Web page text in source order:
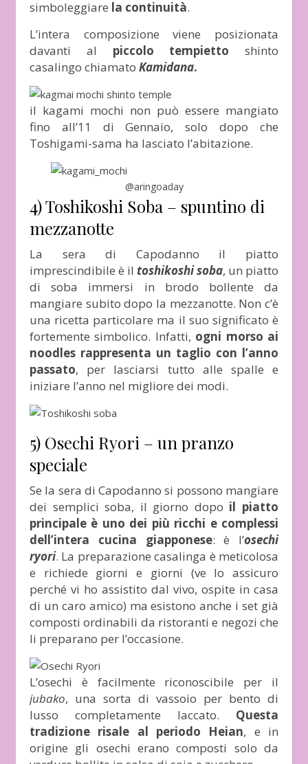
simboleggiare la continuità.
L’intera composizione viene posizionata
davanti al piccolo tempietto shinto
casalingo chiamato Kamidana.
il kagami mochi non può essere mangiato
fino all’11 di Gennaio, solo dopo che
Toshigami-sama ha lasciato l’abitazione.
@aringoaday
4) Toshikoshi Soba – spuntino di
mezzanotte
La sera di Capodanno il piatto
imprescindibile è il toshikoshi soba, un piatto
di soba immersi in brodo bollente da
mangiare subito dopo la mezzanotte. Non c’è
una ricetta particolare ma il suo significato è
fortemente simbolico. Infatti, ogni morso ai
noodles rappresenta un taglio con l’anno
passato, per lasciarsi tutto alle spalle e
iniziare l’anno nel migliore dei modi.
5) Osechi Ryori – un pranzo
speciale
Se la sera di Capodanno si possono mangiare
dei semplici soba, il giorno dopo il piatto
principale è uno dei più ricchi e complessi
dell’intera cucina giapponese: è l’osechi
ryori. La preparazione casalinga è meticolosa
e richiede giorni e giorni (ve lo assicuro
perché vi ho assistito dal vivo, ospite in casa
di un caro amico) ma esistono anche i set già
composti ordinabili da ristoranti e negozi che
li preparano per l’occasione.
L’osechi è facilmente riconoscibile per il
jubako, una sorta di vassoio per bento di
lusso completamente laccato. Questa
tradizione risale al periodo Heian, e in
origine gli osechi erano composti solo da